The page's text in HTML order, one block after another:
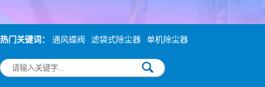
热门关键词： 通风蝶阀 滤袋式除尘器 单机除尘器